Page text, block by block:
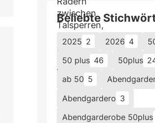
Beliebte
2025 2 2026 4
50 plus 46 50plus
ab 50 5
Abendgardero 3
Abendgarderobe 50plus